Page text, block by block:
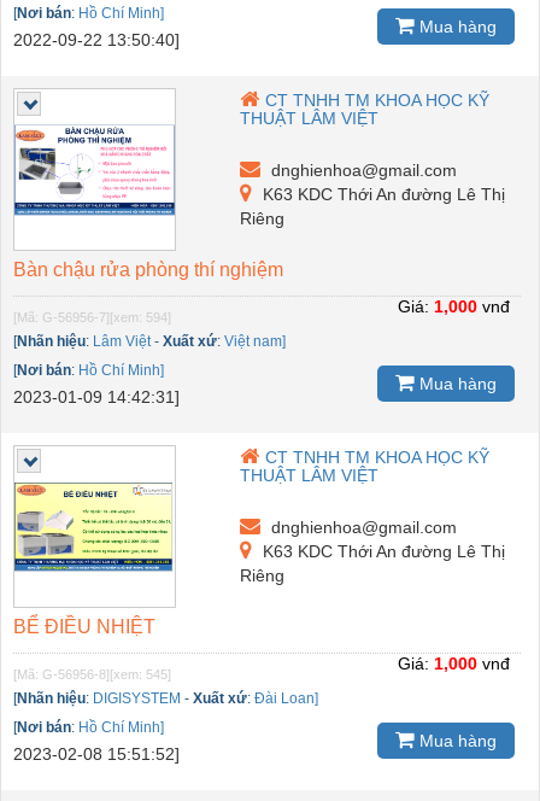
[Nơi bán: Hồ Chí Minh]
2022-09-22 13:50:40]
Mua hàng
CT TNHH TM KHOA HỌC KỸ
THUẬT LÂM VIỆT
dnghienhoa@gmail.com
K63 KDC Thới An đường Lê Thị
Riêng
Bàn chậu rửa phòng thí nghiệm
[Mã: G-56956-7] [xem: 594]
[Nhãn hiệu: Lâm Việt- Xuất xứ: Việt nam]
[Nơi bán: Hồ Chí Minh]
2023-01-09 14:42:31]
Giá: 1,000 vnđ
Mua hàng
CT TNHH TM KHOA HỌC KỸ
THUẬT LÂM VIỆT
dnghienhoa@gmail.com
K63 KDC Thới An đường Lê Thị
Riêng
BỂ ĐIỀU NHIỆT
[Mã: G-56956-8] [xem: 545]
[Nhãn hiệu: DIGISYSTEM - Xuất xứ: Đài Loan]
[Nơi bán: Hồ Chí Minh]
2023-02-08 15:51:52]
Giá: 1,000 vnđ
Mua hàng